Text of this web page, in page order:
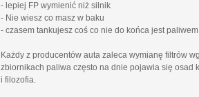
- lepiej FP wymienić niż silnik
- Nie wiesz co masz w baku
- czasem tankujesz coś co nie do końca jest
Każdy z producentów auta zaleca wymianę filtrów
zbiornikach paliwa często na dnie pojawia się osad
i filozofia.